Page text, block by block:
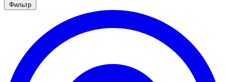
Фильтр